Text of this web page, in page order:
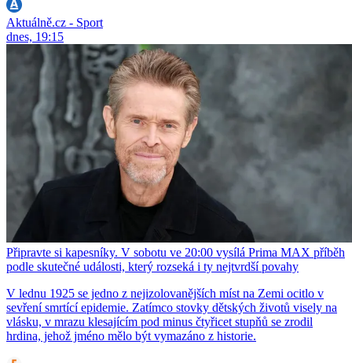
Aktuálně.cz - Sport
dnes, 19:15
Připravte si kapesníky. V sobotu ve 20:00 vysílá Prima MAX příběh
podle skutečné události, který rozseká i ty nejtvrdší povahy
V lednu 1925 se jedno z nejizolovanějších míst na Zemi ocitlo v
sevření smrtící epidemie. Zatímco stovky dětských životů visely na
vlásku, v mrazu klesajícím pod minus čtyřicet stupňů se zrodil
hrdina, jehož jméno mělo být vymazáno z historie.